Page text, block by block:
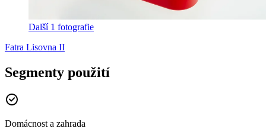
Další 1 fotografie
Fatra Lisovna II
Segmenty použití
Domácnost a zahrada